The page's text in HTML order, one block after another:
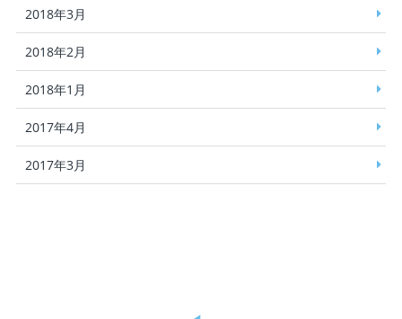
2018年3月
2018年2月
2018年1月
2017年4月
2017年3月